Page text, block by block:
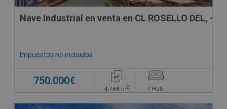
Nave Industrial en venta en CL ROSELLO DEL, -
Impuestos no incluidos
750.000€
4.768 m2 7 Hab.